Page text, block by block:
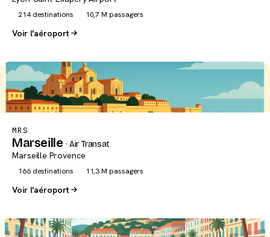
214 destinations 10,7 M passagers
Voir l'aéroport
MRS
Marseille · Air Transat
Marseille Provence
166 destinations 11,3 M passagers
Voir l'aéroport